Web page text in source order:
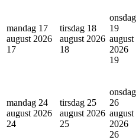
mandag 17
august 2026
17
tirsdag 18
august 2026
18
onsdag
19
august
2026
19
mandag 24
august 2026
24
tirsdag 25
august 2026
25
onsdag
26
august
2026
26